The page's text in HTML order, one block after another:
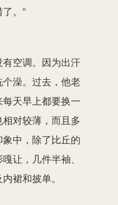
。”
空调。因为出汗
澡。过去，他老
天早上都要换一
对较薄，而且多
中，除了比丘的
让，几件半袖、
裙和披单。